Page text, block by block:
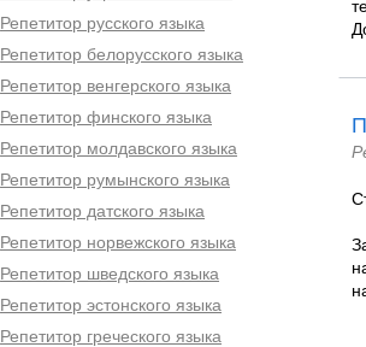
Репетитор русского языка
Репетитор белорусского языка
Репетитор венгерского языка
Репетитор финского языка
Репетитор молдавского языка
Репетитор румынского языка
Репетитор датского языка
Репетитор норвежского языка
Репетитор шведского языка
Репетитор эстонского языка
Репетитор греческого языка